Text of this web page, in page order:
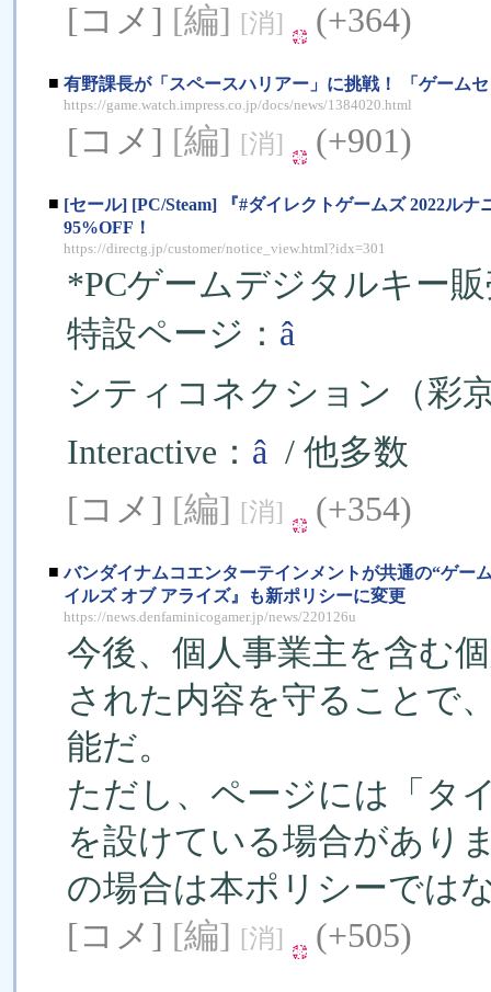
[コメ] [編] [消] (+364)
■ 有野課長が「スペースハリアー」に挑戦！ 「ゲーム
https://game.watch.impress.co.jp/docs/news/1384020.html
[コメ] [編] [消] (+901)
■ [セール] [PC/Steam] 『#ダイレクトゲームズ 2022ル
95%OFF！
https://directg.jp/customer/notice_view.html?idx=301
*PCゲームデジタルキー
特設ページ： â
シティコネクション（彩
Interactive： â / 他多数
[コメ] [編] [消] (+354)
■ バンダイナムコエンターテインメントが共通の“ゲー
イルズ オブ アライズ』も新ポリシーに変更
https://news.denfaminicogamer.jp/news/220126u
今後、個人事業主を含む
された内容を守ることで
能だ。
ただし、ページには「タ
を設けている場合があり
の場合は本ポリシーでは
[コメ] [編] [消] (+505)